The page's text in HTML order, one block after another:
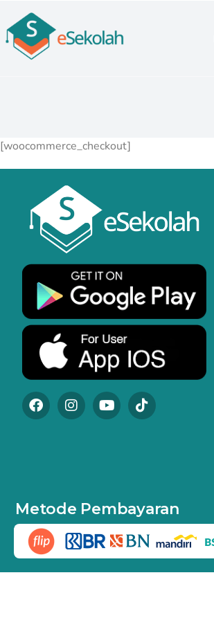
You are here:
[woocommerce_checkout]
Metode Pembayaran